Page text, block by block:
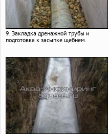
9. Закладка дренажной трубы и
подготовка к засыпке щебнем.